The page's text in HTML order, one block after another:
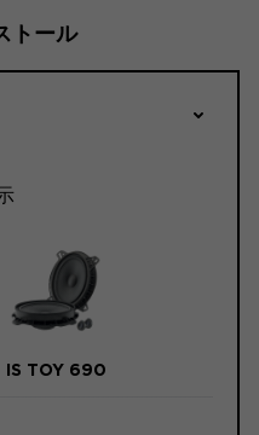
トール
IS TOY 690